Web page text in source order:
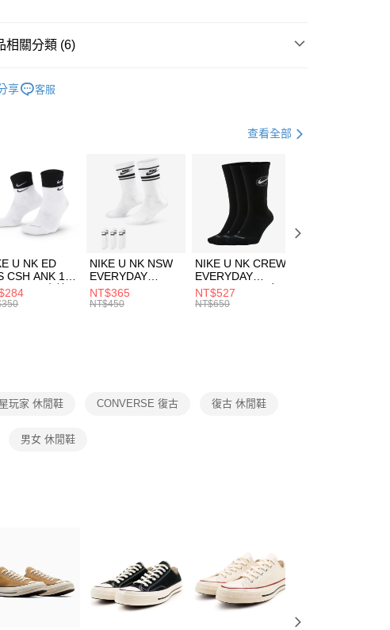
聯邦商業銀行
台新國際商業銀行
於「AFTEE先享後付」】
．安心：先確認商品／服務後，再付款。
「AFTEE先享後付」結帳流程】
．於結帳方式選擇「AFTEE先享後付」後，將跳轉至「AFTEE先享後
結帳頁面，進行簡訊認證並確認金額後，即可完成結帳。
．訂單成立數日內，您將收到繳費通知簡訊。
．收到繳費通知簡訊後14天內，點擊此簡訊中的連結，可透過四大超商
／網路銀行／等多元方式進行付款，方視為交易完成。
注意：結帳手續完成當下不需立刻繳費，但若您需要取消訂單，請聯
買商品的店家。未經商家同意取消之訂單仍視為有效，需透過AFTEE
後付繳納相關費用。
．透過由恩沛科技股份有限公司提供之「AFTEE先享後付」服務完成之
易，需依本服務之必要範圍內提供個人資料，並將交易相關給付款項請
．關於個人資料處理事宜，請瀏覽以下網址：
，恩沛科技股份有限公司將有權停止該用戶之使用額度並採取法律行
NT$100，滿NT$1,500(含以上)免運費
NT$100，滿NT$1,500(含以上)免運費
後門市自取
NT$100，滿NT$1,500(含以上)免運費
相關分類 (6)
降價專區⬇
活動 兒童/青少年｜鞋服6折起
享 客服
查看全部
U NK ED
CSH ANK 1P
DBL 男 中統
NIKE U NK NSW
EVERYDAY
ESSENTIAL CR
男女 短統襪
NT$365
NT$450
NIKE U NK CREW
EVERYDAY
BBALL 3PR 男女
長統襪
NT$527
NT$650
星玩家 休閒鞋 CONVERSE 復古 復古 休閒鞋
男女 休閒鞋